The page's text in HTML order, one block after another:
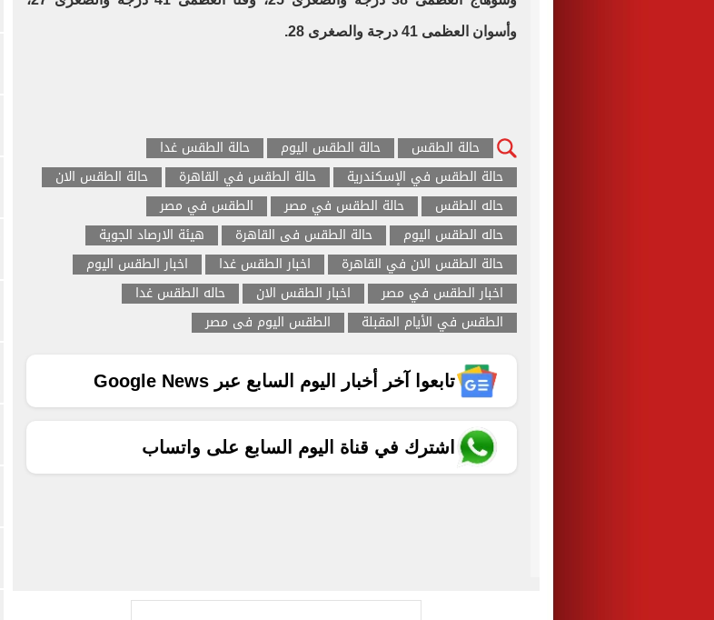
وأسوان العظمى 41 درجة والصغرى 28.
حالة الطقس حالة الطقس اليوم
حالة الطقس غدا
حالة الطقس في الإسكندرية
حالة الطقس في القاهرة
حالة الطقس الان
حاله الطقس
حالة الطقس في مصر
الطقس في مصر
حاله الطقس اليوم
حالة الطقس فى القاهرة
هيئة الارصاد الجوية
حالة الطقس الان في القاهرة
اخبار الطقس غدا
اخبار الطقس اليوم
اخبار الطقس في مصر
اخبار الطقس الان
حاله الطقس غدا
الطقس في الأيام المقبلة
الطقس اليوم فى مصر
تابعوا آخر أخبار اليوم السابع عبر Google News
اشترك في قناة اليوم السابع على واتساب